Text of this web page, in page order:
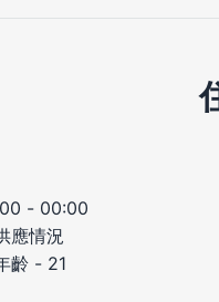
- 00:00
應情況
齡 - 21